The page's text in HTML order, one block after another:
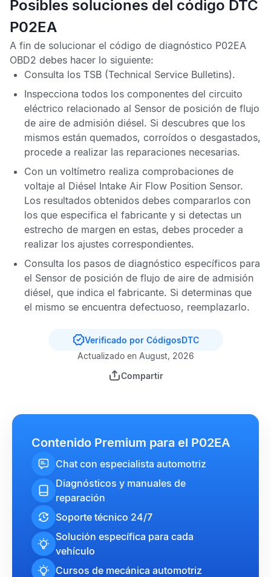
Posibles soluciones del código DTC
P02EA
A fin de solucionar el código de diagnóstico P02EA
OBD2 debes hacer lo siguiente:
Consulta los TSB (Technical Service Bulletins).
Inspecciona todos los componentes del circuito
eléctrico relacionado al Sensor de posición de flujo
de aire de admisión diésel. Si descubres que los
mismos están quemados, corroídos o desgastados,
procede a realizar las reparaciones necesarias.
Con un voltímetro realiza comprobaciones de
voltaje al Diésel Intake Air Flow Position Sensor.
Los resultados obtenidos debes compararlos con
los que especifica el fabricante y si detectas un
estrecho de margen en estas, debes proceder a
realizar los ajustes correspondientes.
Consulta los pasos de diagnóstico específicos para
el Sensor de posición de flujo de aire de admisión
diésel, que indica el fabricante. Si determinas que
el mismo se encuentra defectuoso, reemplazarlo.
Verificado por CódigosDTC
Actualizado en August, 2026
Compartir
Contenido Premium para el P02EA
Chat con especialista automotriz
Diagnósticos y manuales de
reparación
Soporte técnico 24/7
Solución específica para cada
vehículo
Cursos de mecánica automotriz